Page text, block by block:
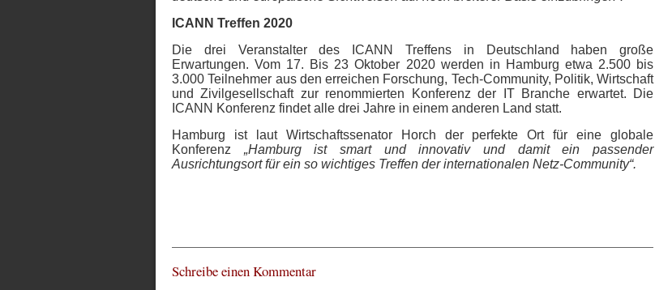
ICANN Treffen 2020
Die drei Veranstalter des ICANN Treffens in Deutschland haben große
Erwartungen. Vom 17. Bis 23 Oktober 2020 werden in Hamburg etwa 2.500 bis
3.000 Teilnehmer aus den erreichen Forschung, Tech-Community, Politik, Wirtschaft
und Zivilgesellschaft zur renommierten Konferenz der IT Branche erwartet. Die
ICANN Konferenz findet alle drei Jahre in einem anderen Land statt.
Hamburg ist laut Wirtschaftssenator Horch der perfekte Ort für eine globale
Konferenz „Hamburg ist smart und innovativ und damit ein passender
Ausrichtungsort für ein so wichtiges Treffen der internationalen Netz-Community“.
Schreibe einen Kommentar